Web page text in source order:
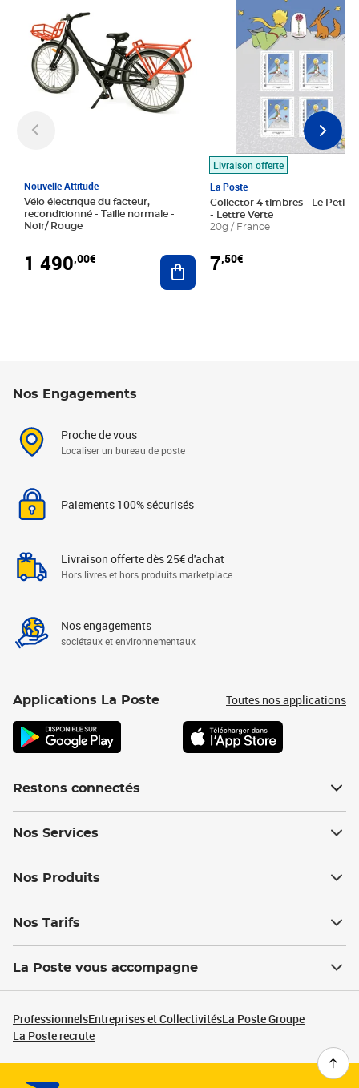
Nouvelle Attitude
Vélo électrique du facteur,
reconditionné - Taille normale -
Noir/ Rouge
1 490,00€ Ajouter au panier
Livraison offerte
La Poste
Collector 4 timbres - Le Petit
- Lettre Verte
20g / France
7,50€
Nos Engagements
Proche de vous
Localiser un bureau de poste
Paiements 100% sécurisés
Livraison offerte dès 25€ d'achat
Hors livres et hors produits marketplace
Nos engagements
sociétaux et environnementaux
Applications La Poste Toutes nos applications
Restons connectés
Nos Services
Nos Produits
Nos Tarifs
La Poste vous accompagne
ProfessionnelsEntreprises et CollectivitésLa Poste Groupe
La Poste recrute